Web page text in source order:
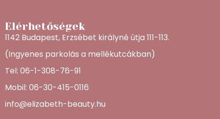
Elérhetőségek
1142 Budapest, Erzsébet királyné útja 111-113.
(Ingyenes parkolás a mellékutcákban)
Tel: 06-1-308-76-91
Mobil: 06-30-415-0116
info@elizabeth-beauty.hu